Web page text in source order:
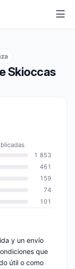
Skioccas
global: 8,9
1 853
461
159
74
101
y un envío
que
útil o como